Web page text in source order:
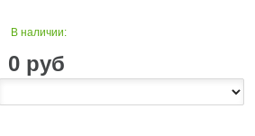
В наличии:
0 руб